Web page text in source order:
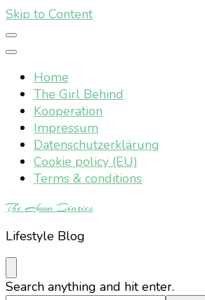
Skip to Content
Home
The Girl Behind
Kooperation
Impressum
Datenschutzerklärung
Cookie policy (EU)
Terms & conditions
The Anna Diaries
Lifestyle Blog
Looking
Search anything and hit enter.